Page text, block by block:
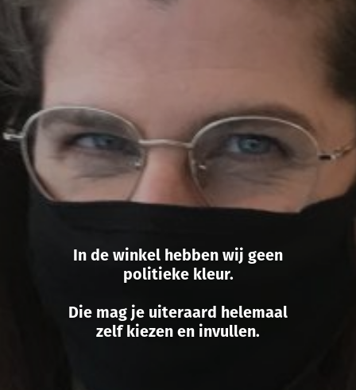
In de winkel hebben wij geen
politieke kleur.
Die mag je uiteraard helemaal
zelf kiezen en invullen.